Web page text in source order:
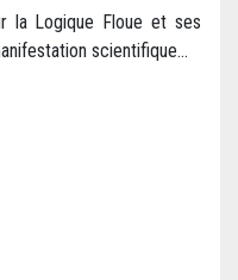
la Logique Floue et ses
scientifique...